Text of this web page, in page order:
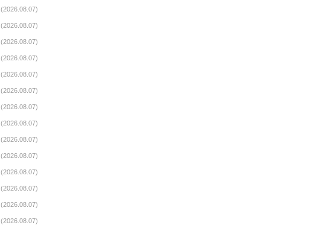
(2026.08.07)
(2026.08.07)
(2026.08.07)
(2026.08.07)
(2026.08.07)
(2026.08.07)
(2026.08.07)
(2026.08.07)
(2026.08.07)
(2026.08.07)
(2026.08.07)
(2026.08.07)
(2026.08.07)
(2026.08.07)